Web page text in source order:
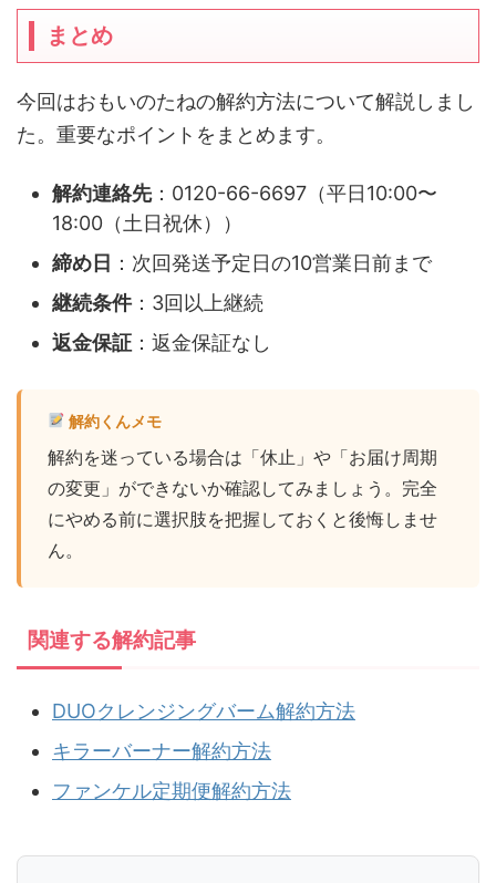
まとめ
今回はおもいのたねの解約方法について解説しまし
た。重要なポイントをまとめます。
解約連絡先：0120-66-6697（平日10:00〜
18:00（土日祝休））
締め日 ：次回発送予定日の10営業日前まで
継続条件：3回以上継続
返金保証 ：返金保証なし
解約くんメモ
解約を迷っている場合は「休止」や「お届け周期
の変更」ができないか確認してみましょう。完全
にやめる前に選択肢を把握しておくと後悔しませ
ん。
関連する解約記事
DUOクレンジングバーム解約方法
キラーバーナー解約方法
ファンケル定期便解約方法